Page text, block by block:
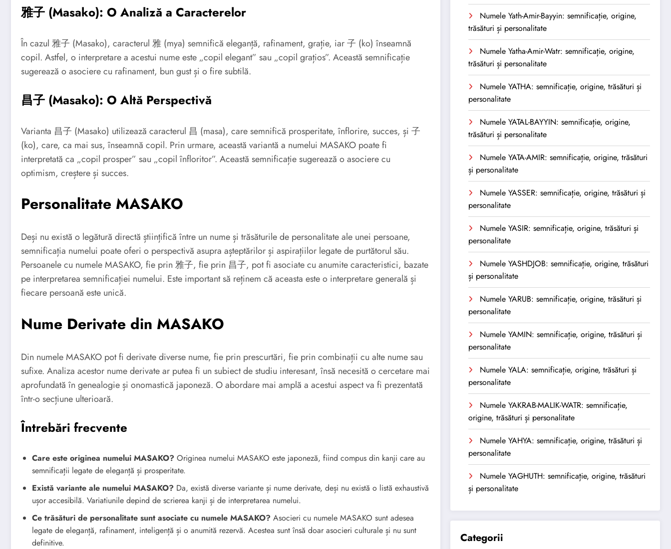
雅子 (Masako): O Analiză a Caracterelor
În cazul 雅子 (Masako), caracterul 雅 (mya) semnifică eleganță, rafinament, grație, iar 子 (ko) înseamnă
copil. Astfel, o interpretare a acestui nume este „copil elegant” sau „copil grațios”. Această semnificație
sugerează o asociere cu rafinament, bun gust și o fire subtilă.
昌子 (Masako): O Altă Perspectivă
Varianta 昌子 (Masako) utilizează caracterul 昌 (masa), care semnifică prosperitate, înflorire, succes, și 子
(ko), care, ca mai sus, înseamnă copil. Prin urmare, această variantă a numelui MASAKO poate fi
interpretată ca „copil prosper” sau „copil înfloritor”. Această semnificație sugerează o asociere cu
optimism, creștere și succes.
Personalitate MASAKO
Deși nu există o legătură directă științifică între un nume și trăsăturile de personalitate ale unei persoane,
semnificația numelui poate oferi o perspectivă asupra așteptărilor și aspirațiilor legate de purtătorul său.
Persoanele cu numele MASAKO, fie prin 雅子, fie prin 昌子, pot fi asociate cu anumite caracteristici, bazate
pe interpretarea semnificației numelui. Este important să reținem că aceasta este o interpretare generală și
fiecare persoană este unică.
Nume Derivate din MASAKO
Din numele MASAKO pot fi derivate diverse nume, fie prin prescurtări, fie prin combinații cu alte nume sau
sufixe. Analiza acestor nume derivate ar putea fi un subiect de studiu interesant, însă necesită o cercetare mai
aprofundată în genealogie și onomastică japoneză. O abordare mai amplă a acestui aspect va fi prezentată
într-o secțiune ulterioară.
Întrebări frecvente
Care este originea numelui MASAKO? Originea numelui MASAKO este japoneză, fiind compus din kanji care au
semnificații legate de eleganță și prosperitate.
Există variante ale numelui MASAKO? Da, există diverse variante și nume derivate, deși nu există o listă exhaustivă
ușor accesibilă. Variatiunile depind de scrierea kanji și de interpretarea numelui.
Ce trăsături de personalitate sunt asociate cu numele MASAKO? Asocieri cu numele MASAKO sunt adesea
legate de eleganță, rafinament, inteligență și o anumită rezervă. Acestea sunt însă doar asocieri culturale și nu sunt
definitive.
Numele Yath-Amir-Bayyin: semnificație, origine,
trăsături și personalitate
Numele Yatha-Amir-Watr: semnificație, origine,
trăsături și personalitate
Numele YATHA: semnificație, origine, trăsături și
personalitate
Numele YATAL-BAYYIN: semnificație, origine,
trăsături și personalitate
Numele YATA-AMIR: semnificație, origine, trăsături
și personalitate
Numele YASSER: semnificație, origine, trăsături și
personalitate
Numele YASIR: semnificație, origine, trăsături și
personalitate
Numele YASHDJOB: semnificație, origine, trăsături
și personalitate
Numele YARUB: semnificație, origine, trăsături și
personalitate
Numele YAMIN: semnificație, origine, trăsături și
personalitate
Numele YALA: semnificație, origine, trăsături și
personalitate
Numele YAKRAB-MALIK-WATR: semnificație,
origine, trăsături și personalitate
Numele YAHYA: semnificație, origine, trăsături și
personalitate
Numele YAGHUTH: semnificație, origine, trăsături
și personalitate
Categorii